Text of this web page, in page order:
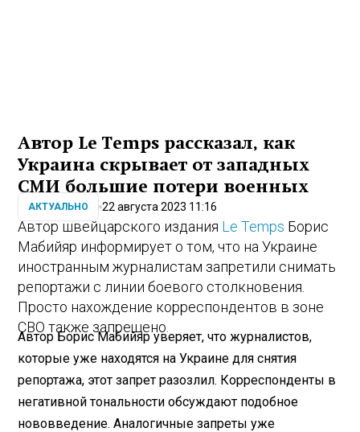
Автор Le Temps рассказал, как
Украина скрывает от западных
СМИ большие потери военных
АКТУАЛЬНО 22 августа 2023 11:16
Автор швейцарского издания Le Temps Борис
Мабийяр информирует о том, что на Украине
иностранным журналистам запретили снимать
репортажи с линии боевого столкновения.
Просто нахождение корреспондентов в зоне
СВО также запрещено.
Автор Борис Мабийяр уверяет, что журналистов,
которые уже находятся на Украине для снятия
репортажа, этот запрет разозлил. Корреспонденты в
негативной тональности обсуждают подобное
нововведение. Аналогичные запреты уже